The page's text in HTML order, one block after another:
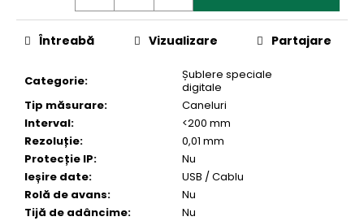
Categorie:
Șublere speciale
digitale
Tip măsurare:
Caneluri
Interval:
<200 mm
Rezoluție:
0,01 mm
Protecție IP:
Nu
Ieșire date:
USB / Cablu
Rolă de avans:
Nu
Tijă de adâncime:
Nu
Întreabă Vizualizare Partajare